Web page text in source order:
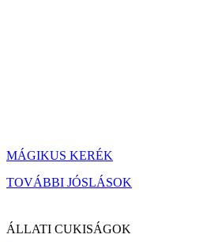
MÁGIKUS KERÉK
TOVÁBBI JÓSLÁSOK
ÁLLATI CUKISÁGOK